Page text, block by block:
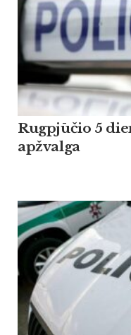
Rugpjūčio 5
apžvalga